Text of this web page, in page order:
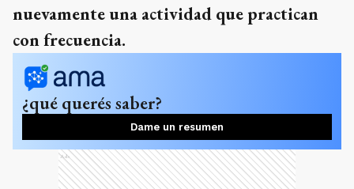
nuevamente una actividad que practican
con frecuencia.
¿qué querés saber?
Dame un resumen
Ads